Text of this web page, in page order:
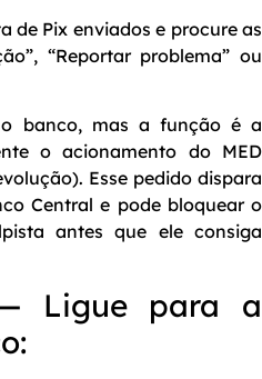
de Pix enviados e procure as
“Reportar problema” ou
banco, mas a função é a
o acionamento do MED
Esse pedido dispara
Central e pode bloquear o
antes que ele consiga
Ligue para a